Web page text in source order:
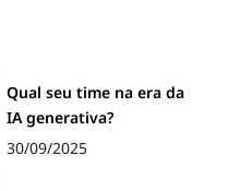
Qual seu time na era da
IA generativa?
30/09/2025